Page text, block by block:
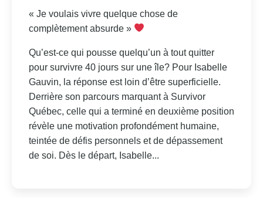
« Je voulais vivre quelque chose de
complètement absurde »
Qu’est-ce qui pousse quelqu’un à tout quitter
pour survivre 40 jours sur une île? Pour Isabelle
Gauvin, la réponse est loin d’être superficielle.
Derrière son parcours marquant à Survivor
Québec, celle qui a terminé en deuxième position
révèle une motivation profondément humaine,
teintée de défis personnels et de dépassement
de soi. Dès le départ, Isabelle...